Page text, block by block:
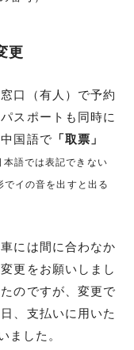
更
口（有人）で予約
スポートも同時に
国語で 「取票」
語では表記できない
イの音を出すと出る
には間に合わなか
更をお願いしまし
のですが、変更で
、支払いに用いた
ました。